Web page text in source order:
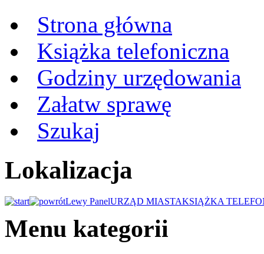
Strona główna
Książka telefoniczna
Godziny urzędowania
Załatw sprawę
Szukaj
Lokalizacja
Lewy PanelURZĄD MIASTAKSIĄŻKA
Menu kategorii